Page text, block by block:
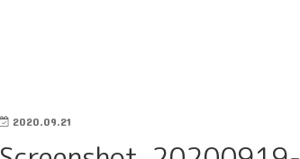
2020.09.21